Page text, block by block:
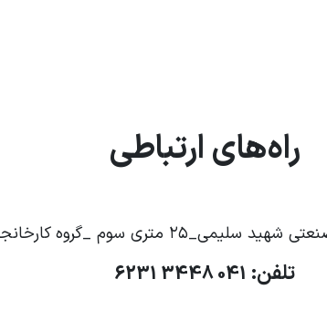
راه‌های ارتباطی
_گروه کارخانجات فولاد نصر آذربایجان
تلفن: 041 3448 6231